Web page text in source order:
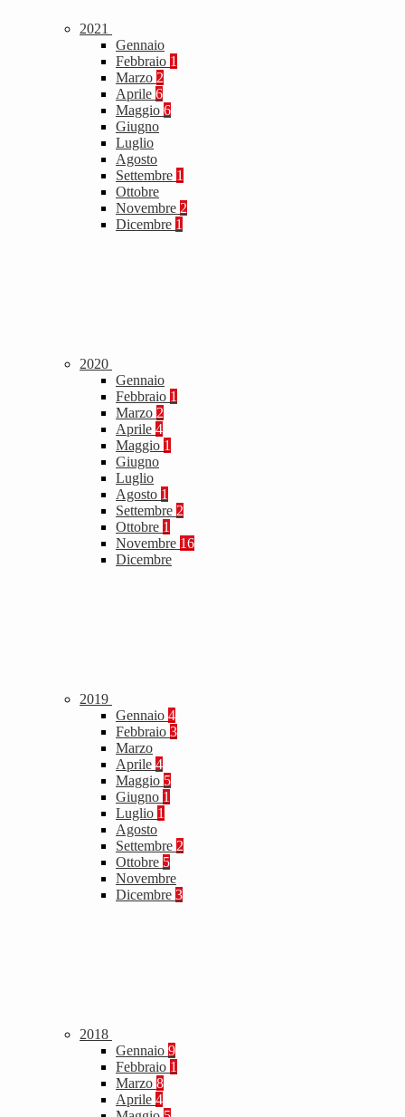
2021
Gennaio
Febbraio 1
Marzo 2
Aprile 6
Maggio 6
Giugno
Luglio
Agosto
Settembre 1
Ottobre
Novembre 2
Dicembre 1
2020
Gennaio
Febbraio 1
Marzo 2
Aprile 4
Maggio 1
Giugno
Luglio
Agosto 1
Settembre 2
Ottobre 1
Novembre 16
Dicembre
2019
Gennaio 4
Febbraio 3
Marzo
Aprile 4
Maggio 5
Giugno 1
Luglio 1
Agosto
Settembre 2
Ottobre 5
Novembre
Dicembre 3
2018
Gennaio 9
Febbraio 1
Marzo 8
Aprile 4